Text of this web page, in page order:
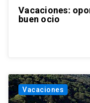
Vacaciones:
buen ocio
Vacaciones